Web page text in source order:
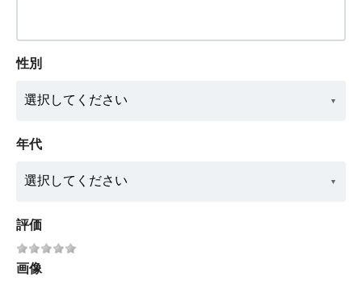
性別
年代
評価
画像